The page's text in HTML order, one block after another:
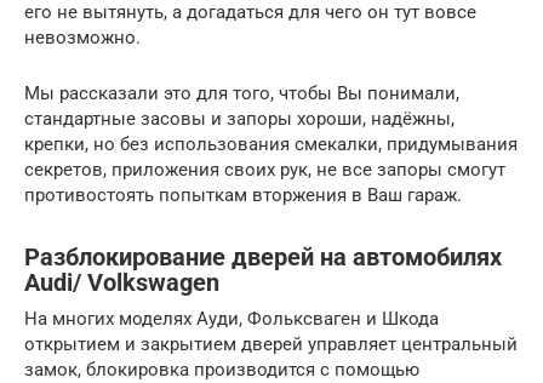
его не вытянуть, а догадаться для чего он тут вовсе
невозможно.
Мы рассказали это для того, чтобы Вы понимали,
стандартные засовы и запоры хороши, надёжны,
крепки, но без использования смекалки, придумывания
секретов, приложения своих рук, не все запоры смогут
противостоять попыткам вторжения в Ваш гараж.
Разблокирование дверей на автомобилях
Audi/ Volkswagen
На многих моделях Ауди, Фольксваген и Шкода
открытием и закрытием дверей управляет центральный
замок, блокировка производится с помощью